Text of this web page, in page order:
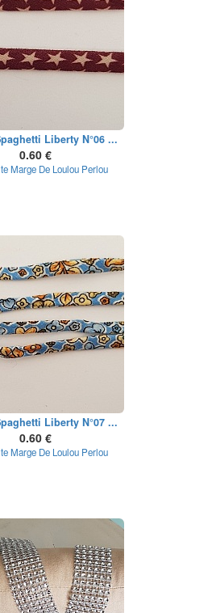
Liberty N°06 ...
0.60 €
Marge De Loulou Perlou
Liberty N°07 ...
0.60 €
Marge De Loulou Perlou